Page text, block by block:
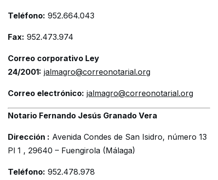
Teléfono: 952.664.043
Fax: 952.473.974
Correo corporativo Ley
24/2001: jalmagro@correonotarial.org
Correo electrónico: jalmagro@correonotarial.org
Notario Fernando Jesús Granado Vera
Dirección : Avenida Condes de San Isidro, número 13
Pl 1 , 29640 – Fuengirola (Málaga)
Teléfono: 952.478.978